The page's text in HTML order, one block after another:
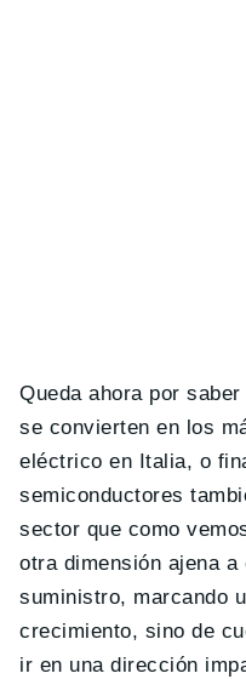
Queda ahora por
se convierten en los
eléctrico en Italia, o
semiconductores
sector que como
otra dimensión ajena
suministro, marcando
crecimiento, sino de
ir en una dirección